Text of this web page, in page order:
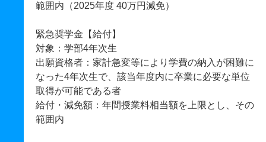
範囲内（2025年度 40万円減免）
緊急奨学金【給付】
対象：学部4年次生
出願資格者：家計急変等により学費の納入が困難に
なった4年次生で、該当年度内に卒業に必要な単位
取得が可能である者
給付・減免額：年間授業料相当額を上限とし、その
範囲内